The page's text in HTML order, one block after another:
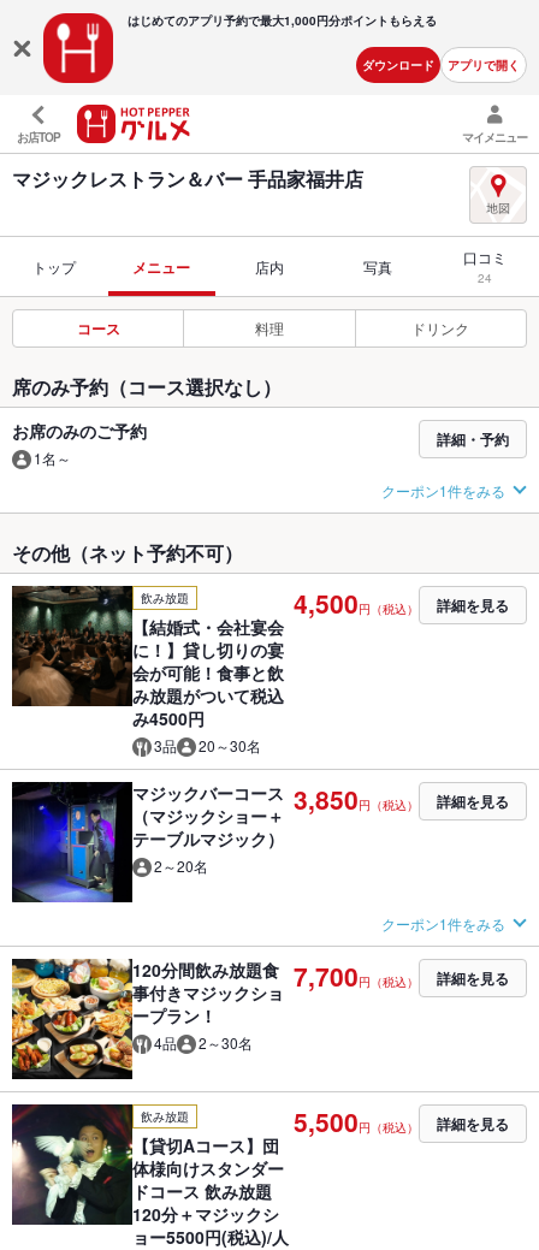
はじめてのアプリ予約で最大1,000円分ポイントもらえる
ダウンロード アプリで開く
お店TOP マイメニュー
マジックレストラン＆バー 手品家福井店
トップ メニュー 店内 写真 口コミ
24
コース 料理 ドリンク
席のみ予約（コース選択なし）
お席のみのご予約
1名～
詳細・予約
クーポン1件をみる
その他（ネット予約不可）
飲み放題
【結婚式・会社宴会
に！】貸し切りの宴
会が可能！食事と飲
み放題がついて税込
み4500円
3品 20～30名
4,500円（税込） 詳細を見る
マジックバーコース
（マジックショー＋
テーブルマジック）
2～20名
3,850円（税込） 詳細を見る
クーポン1件をみる
120分間飲み放題食
事付きマジックショ
ープラン！
4品 2～30名
7,700円（税込） 詳細を見る
飲み放題
【貸切Aコース】団
体様向けスタンダー
ドコース 飲み放題
120分＋マジックシ
ョー5500円(税込)/人
5,500円（税込） 詳細を見る